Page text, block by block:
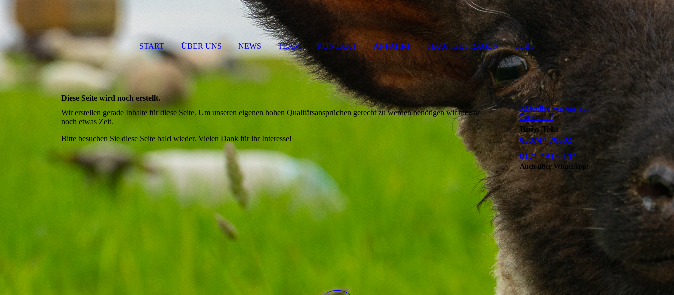
START ÜBER UNS NEWS TEAM KONTAKT ANFAHRT HÄUFIGE FRAGEN JOBS
Diese Seite wird noch erstellt.
Wir erstellen gerade Inhalte für diese Seite. Um unseren eigenen hohen Qualitätsansprüchen gerecht zu werden benötigen wir hierfür
noch etwas Zeit.
Bitte besuchen Sie diese Seite bald wieder. Vielen Dank für ihr Interesse!
Aktuelles von uns auf
Facebook!
Büro Tel.:
033744 70692
0171 493 64 14
Auch über WhatsApp!